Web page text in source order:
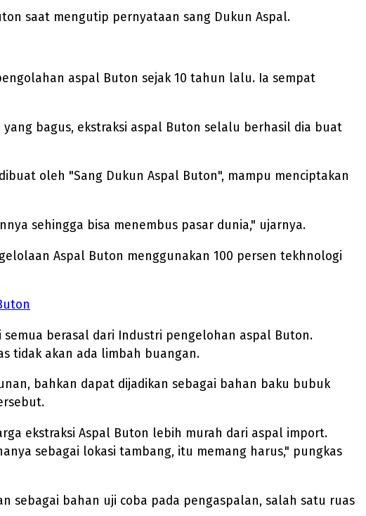
saat mengutip pernyataan sang Dukun Aspal.
aspal Buton sejak 10 tahun lalu. Ia sempat
bagus, ekstraksi aspal Buton selalu berhasil dia buat
oleh "Sang Dukun Aspal Buton", mampu menciptakan
sehingga bisa menembus pasar dunia," ujarnya.
Aspal Buton menggunakan 100 persen tekhnologi
berasal dari Industri pengelohan aspal Buton.
tidak akan ada limbah buangan.
bahkan dapat dijadikan sebagai bahan baku bubuk
ekstraksi Aspal Buton lebih murah dari aspal import.
sebagai lokasi tambang, itu memang harus," pungkas
sebagai bahan uji coba pada pengaspalan, salah satu ruas